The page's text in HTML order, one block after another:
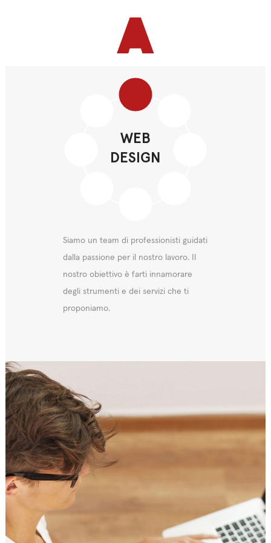
WEB
DESIGN
CONSULENZA
ERP
BUSINESS
INTELLIGENCE
E-
COMMERCE
APP
DEVELOPMENT
APPLICATION
HOSTING
SECURITY
ENHANCEMENT
INFRASTRUCTURE
DESIGN
Siamo un team di professionisti guidati
dalla passione per il nostro lavoro. Il
nostro obiettivo è farti innamorare
degli strumenti e dei servizi che ti
proponiamo.